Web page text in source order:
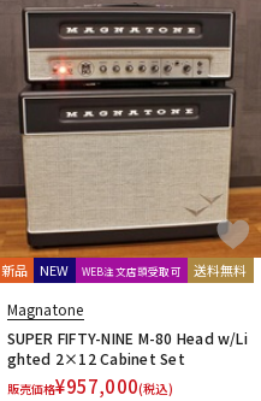
新品 NEW WEB注文店頭受取可 送料無料
Magnatone
SUPER FIFTY-NINE M-80 Head w/Li
ghted 2×12 Cabinet Set
販売価格¥957,000(税込)